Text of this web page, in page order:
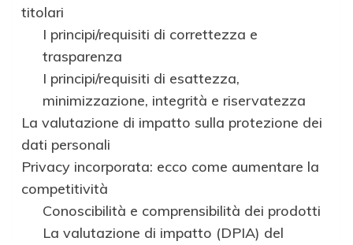
titolari
I principi/requisiti di correttezza e
trasparenza
I principi/requisiti di esattezza,
minimizzazione, integrità e riservatezza
La valutazione di impatto sulla protezione dei
dati personali
Privacy incorporata: ecco come aumentare la
competitività
Conoscibilità e comprensibilità dei prodotti
La valutazione di impatto (DPIA) del